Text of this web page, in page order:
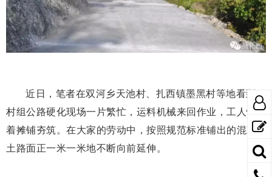
近日，笔者在双河乡天池村、扎西镇墨黑村等地看到，
村组公路硬化现场一片繁忙，运料机械来回作业，工人忙
着摊铺夯筑。在大家的劳动中，按照规范标准铺出的混凝
土路面正一米一米地不断向前延伸。